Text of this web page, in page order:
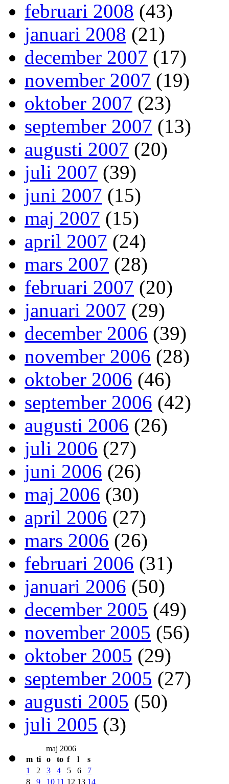
februari 2008 (43)
januari 2008 (21)
december 2007 (17)
november 2007 (19)
oktober 2007 (23)
september 2007 (13)
augusti 2007 (20)
juli 2007 (39)
juni 2007 (15)
maj 2007 (15)
april 2007 (24)
mars 2007 (28)
februari 2007 (20)
januari 2007 (29)
december 2006 (39)
november 2006 (28)
oktober 2006 (46)
september 2006 (42)
augusti 2006 (26)
juli 2006 (27)
juni 2006 (26)
maj 2006 (30)
april 2006 (27)
mars 2006 (26)
februari 2006 (31)
januari 2006 (50)
december 2005 (49)
november 2005 (56)
oktober 2005 (29)
september 2005 (27)
augusti 2005 (50)
juli 2005 (3)
maj 2006
m ti o to f l
s
1
2 3 4 5 6
7
8
9 10 11 12 13 14